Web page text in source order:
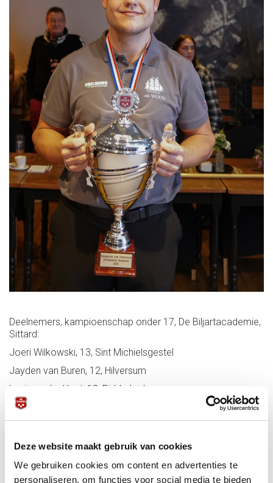
Deze website maakt gebruik van cookies
We gebruiken cookies om content en advertenties te
personaliseren, om functies voor social media te bieden
Deelnemers, kampioenschap onder 17, De Biljartacademie,
Sittard:
Joeri Wilkowski, 13, Sint Michielsgestel
Jayden van Buren, 12, Hilversum
Levi van der Hout, 13, Ridderkerk
Teun van Bokhoven, 13, Helmond